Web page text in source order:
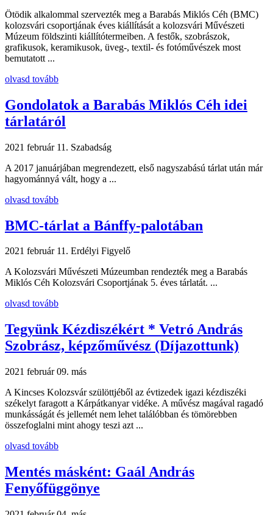
Ötödik alkalommal szervezték meg a Barabás Miklós Céh (BMC)
kolozsvári csoportjának éves kiállítását a kolozsvári Művészeti
Múzeum földszinti kiállítótermeiben. A festők, szobrászok,
grafikusok, keramikusok, üveg-, textil- és fotóművészek most
bemutatott ...
olvasd tovább
Gondolatok a Barabás Miklós Céh idei
tárlatáról
2021 február 11. Szabadság
A 2017 januárjában megrendezett, első nagyszabású tárlat után már
hagyománnyá vált, hogy a ...
olvasd tovább
BMC-tárlat a Bánffy-palotában
2021 február 11. Erdélyi Figyelő
A Kolozsvári Művészeti Múzeumban rendezték meg a Barabás
Miklós Céh Kolozsvári Csoportjának 5. éves tárlatát. ...
olvasd tovább
Tegyünk Kézdiszékért * Vetró András
Szobrász, képzőművész (Díjazottunk)
2021 február 09. más
A Kincses Kolozsvár szülöttjéből az évtizedek igazi kézdiszéki
székelyt faragott a Kárpátkanyar vidéke. A művész magával ragadó
munkásságát és jellemét nem lehet találóbban és tömörebben
összefoglalni mint ahogy teszi azt ...
olvasd tovább
Mentés másként: Gaál András
Fenyőfüggönye